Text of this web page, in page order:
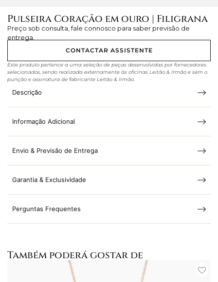
Pulseira Coração em ouro | Filigrana
Preço sob consulta, fale connosco para saber previsão de
entrega.
CONTACTAR ASSISTENTE
Este produto pertence a uma seleção de peças desenvolvidas por fornecedores
selecionados, sendo realizada externamente às oficinas Leitão & Irmão e sem o
punção e assinatura de fabricante Leitão & Irmão.
Descrição
Informação Adicional
Envio & Previsão de Entrega
Garantia & Exclusividade
Perguntas Frequentes
Também poderá gostar de